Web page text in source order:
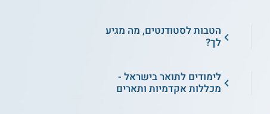
הטבות לסטודנטים, מה מגיע
לך?
לימודים לתואר בישראל -
מכללות אקדמיות ותארים